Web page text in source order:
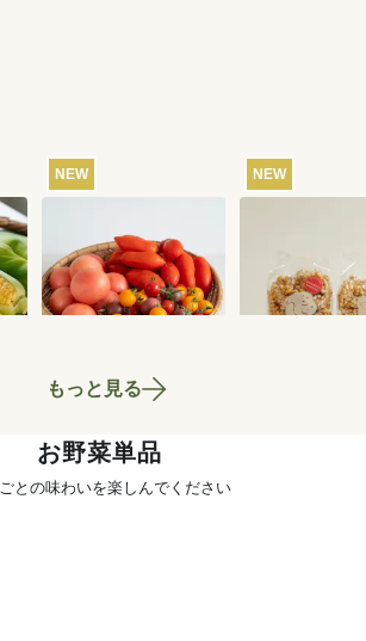
円
NEW
トマト食べくらべセ
ット 3kg
送料込 4,280円
NEW
ナッツ・黒蜜
もっと見る
お野菜単品
との味わいを楽しんでください